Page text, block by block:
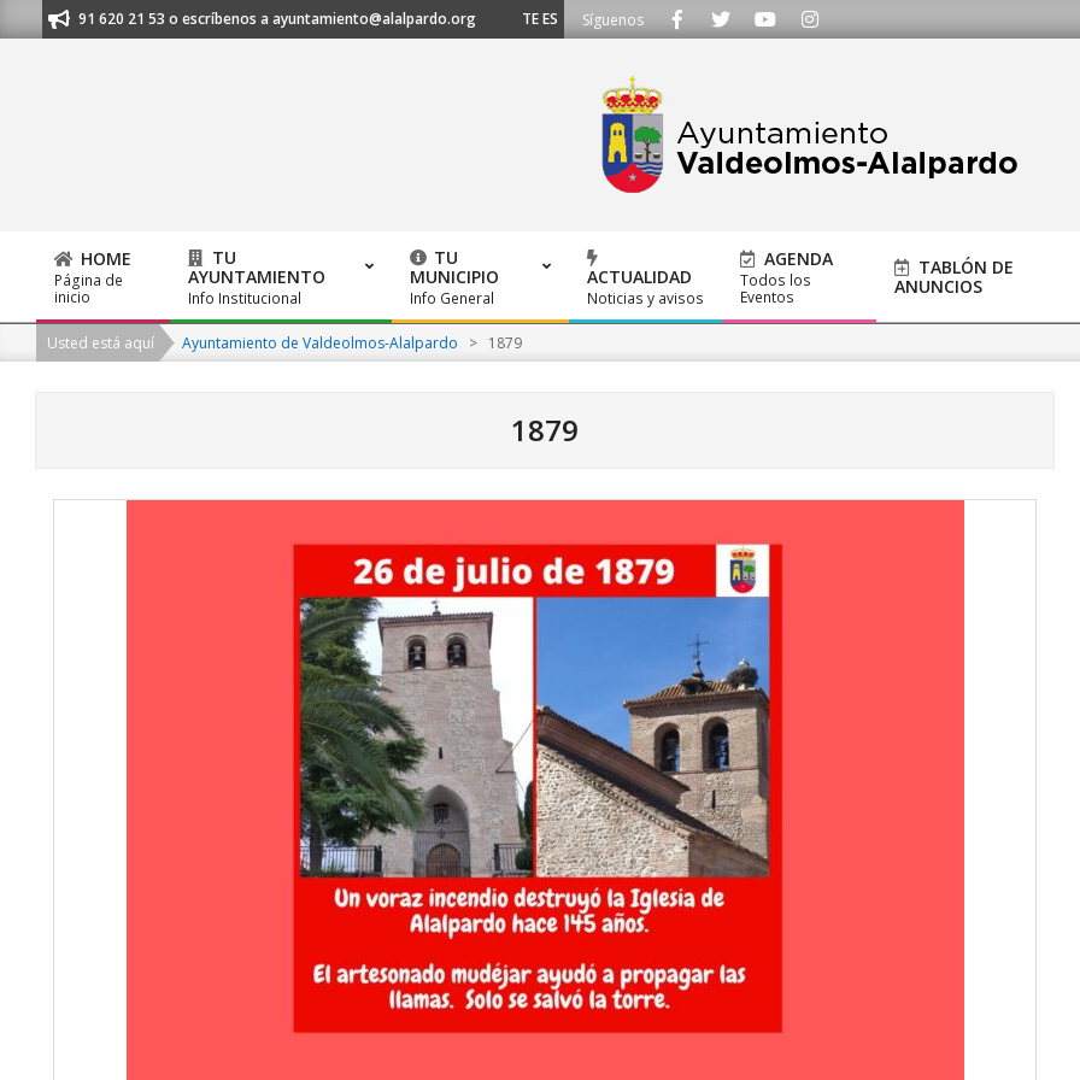
to
al 91 620 21 53 o escríbenos a ayuntamiento@alalpardo.org TE ESCUCHAMOS - Llámanos al 91 620 21 53 o escríbenos a
Síguenos
Primary
Navigation
Menu
HOME
Página de
inicio
TU
AYUNTAMIENTO
Info Institucional
TU
MUNICIPIO
Info General
ACTUALIDAD
Noticias y avisos
AGENDA
Todos los
Eventos
TABLÓN DE
ANUNCIOS
Usted está aquí Ayuntamiento de Valdeolmos-Alalpardo > 1879
1879